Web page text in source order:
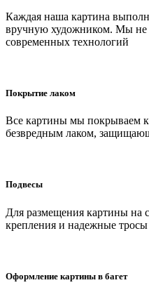
Каждая наша картина
вручную художником. Мы не
современных технологий
Покрытие лаком
Все картины мы покрываем
безвредным лаком,
Подвесы
Для размещения картины на
крепления и надежные тросы
Оформление картины в багет